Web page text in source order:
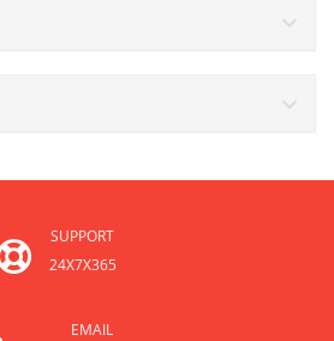
SUPPORT
24X7X365
EMAIL